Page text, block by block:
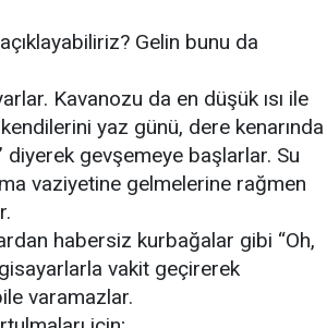
Gelin bunu da
Kavanozu da en düşük ısı ile
yaz günü, dere kenarında
diyerek gevşemeye başlarlar. Su
vaziyetine gelmelerine rağmen
habersiz kurbağalar gibi “Oh,
vakit geçirerek
varamazlar.